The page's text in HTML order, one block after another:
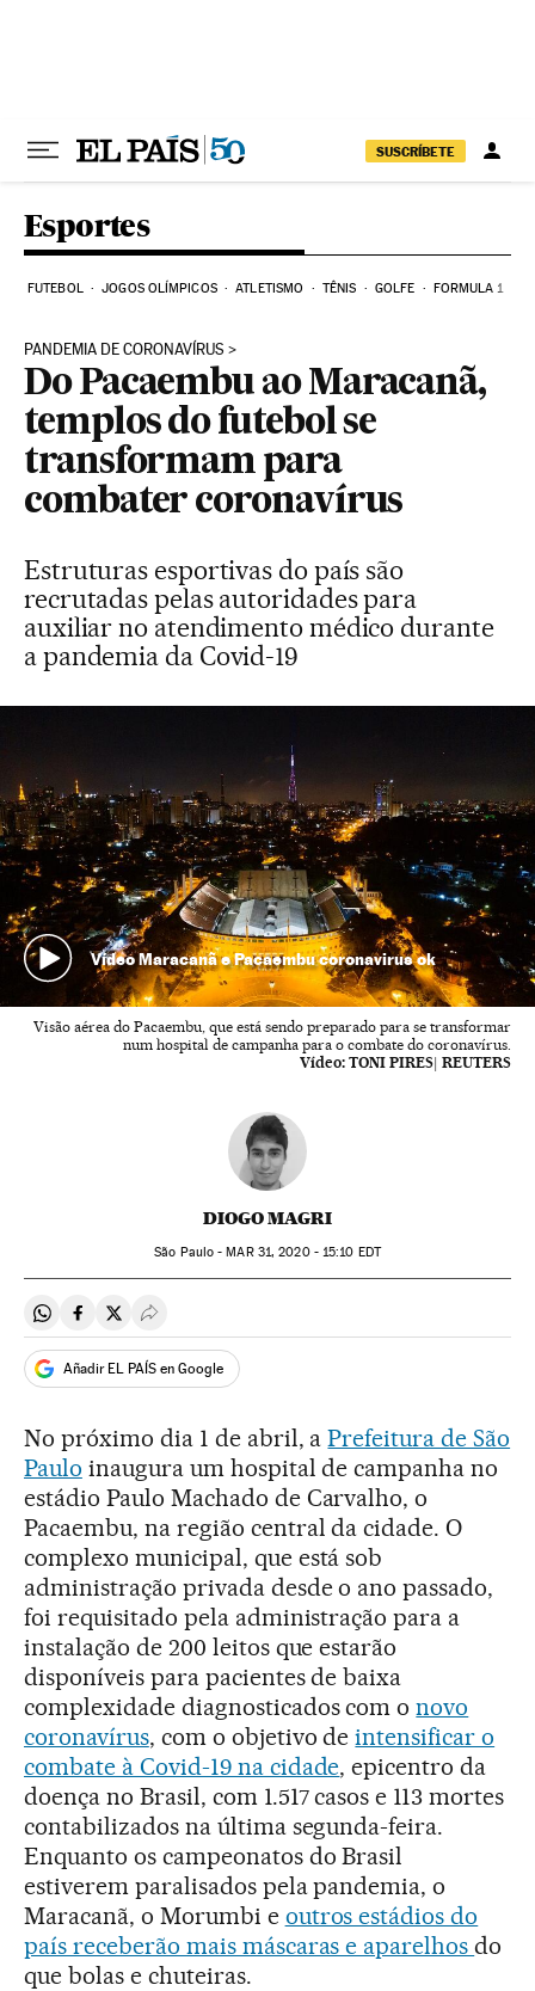
SUSCRÍBETE
Esportes
FUTEBOL JOGOS OLÍMPICOS ATLETISMO TÊNIS GOLFE FORMULA 1
PANDEMIA DE CORONAVÍRUS
Do Pacaembu ao Maracanã,
templos do futebol se
transformam para
combater coronavírus
Estruturas esportivas do país são
recrutadas pelas autoridades para
auxiliar no atendimento médico durante
a pandemia da Covid-19
Vídeo Maracanã e Pacaembu coronavirus ok
Visão aérea do Pacaembu, que está sendo preparado para se transformar
num hospital de campanha para o combate do coronavírus.
Vídeo: TONI PIRES| REUTERS
DIOGO MAGRI
São Paulo -MAR31, 2020 - 15:10 EDT
Compartir en Whatsapp
Compartir en Facebook
Compartir en Twitter
Desplegar Redes Sociales
Añadir EL PAÍS en Google
No próximo dia 1 de abril, aPrefeitura de São
Paulo inaugura um hospital de campanha no
estádio Paulo Machado de Carvalho, o
Pacaembu, na região central da cidade. O
complexo municipal, que está sob
administração privada desde o ano passado,
foi requisitado pela administração para a
instalação de 200 leitos que estarão
disponíveis para pacientes de baixa
complexidade diagnosticados com onovo
coronavírus, com o objetivo deintensificar o
combate à Covid-19 na cidade, epicentro da
doença no Brasil, com 1.517 casos e 113 mortes
contabilizados na última segunda-feira.
Enquanto os campeonatos do Brasil
estiverem paralisados pela pandemia, o
Maracanã, o Morumbi e outros estádios do
país receberão mais máscaras e aparelhosdo
que bolas e chuteiras.